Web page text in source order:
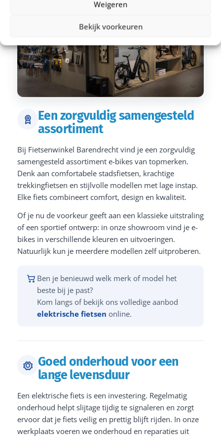
Weigeren
Bekijk voorkeuren
Een zorgvuldig samengesteld
assortiment
Bij Fietsenwinkel Barendrecht vind je een zorgvuldig
samengesteld assortiment e-bikes van topmerken.
Denk aan comfortabele stadsfietsen, krachtige
trekkingfietsen en stijlvolle modellen met lage instap.
Elke fiets combineert comfort, design en kwaliteit.
Of je nu de voorkeur geeft aan een klassieke uitstraling
of een sportief ontwerp: in onze showroom vind je e-
bikes in verschillende kleuren en uitvoeringen.
Natuurlijk kun je meerdere modellen zelf uitproberen.
Ben je benieuwd welk merk of model het
beste bij je past?
Kom langs of bekijk ons volledige aanbod
elektrische fietsen online.
Goed onderhoud voor een
lange levensduur
Een elektrische fiets is een investering. Regelmatig
onderhoud helpt slijtage tijdig te signaleren en zorgt
ervoor dat je fiets veilig en prettig blijft rijden. In onze
werkplaats voeren we onderhoud en reparaties uit